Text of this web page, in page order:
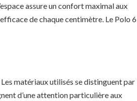
assure un confort maximal aux
de chaque centimètre. Le Polo 6
matériaux utilisés se distinguent par
d’une attention particulière aux